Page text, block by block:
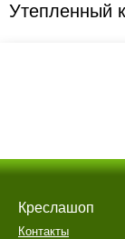
Утепленный
Креслашоп
Контакты